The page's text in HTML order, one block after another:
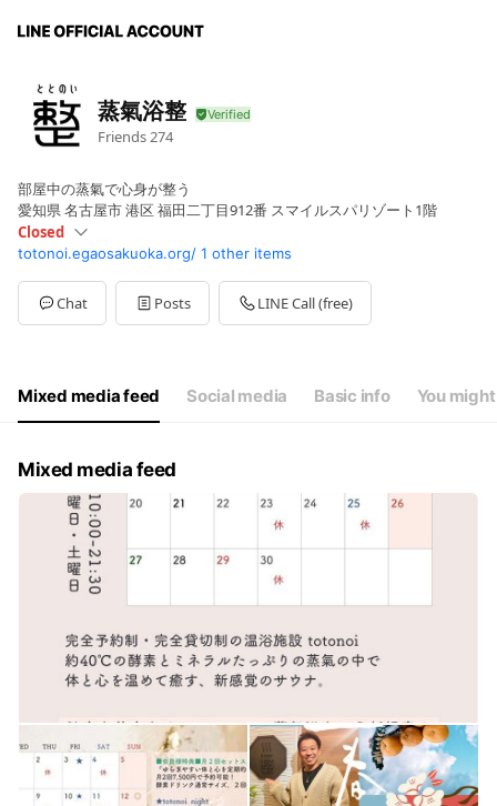
蒸氣浴整
Friends 274
部屋中の蒸氣で心身が整う
愛知県 名古屋市 港区 福田二丁目912番 スマイルスパリゾート1階
Closed
SunClosed
Mon10:00 - 21:30
Tue10:00 - 21:30
Wed10:00 - 21:30
Sat
10:00 - 21:30
日・木曜日休み 祝日は営業
totonoi.egaosakuoka.org/ 1 other items
Chat Posts LINE Call (free)
Mixed media feed Social media Basic info You
Mixed media feed